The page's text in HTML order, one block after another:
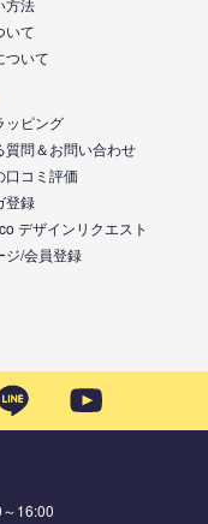
いて
ついて
ッピング
質問＆お問い合わせ
口コミ評価
登録
デザインリクエスト
ジ/会員登録
16:00